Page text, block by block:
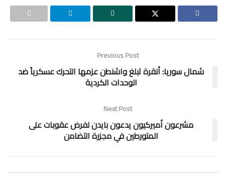
Previous Post
شمال سوريا: أنقرة تبلغ واشنطن عزمها التحرك عسكرياً ضد
الوحدات الكردية
Next Post
مشرعون أميركيون يدعون بايدن لفرض عقوبات على
المتورطين في مجزرة التضامن